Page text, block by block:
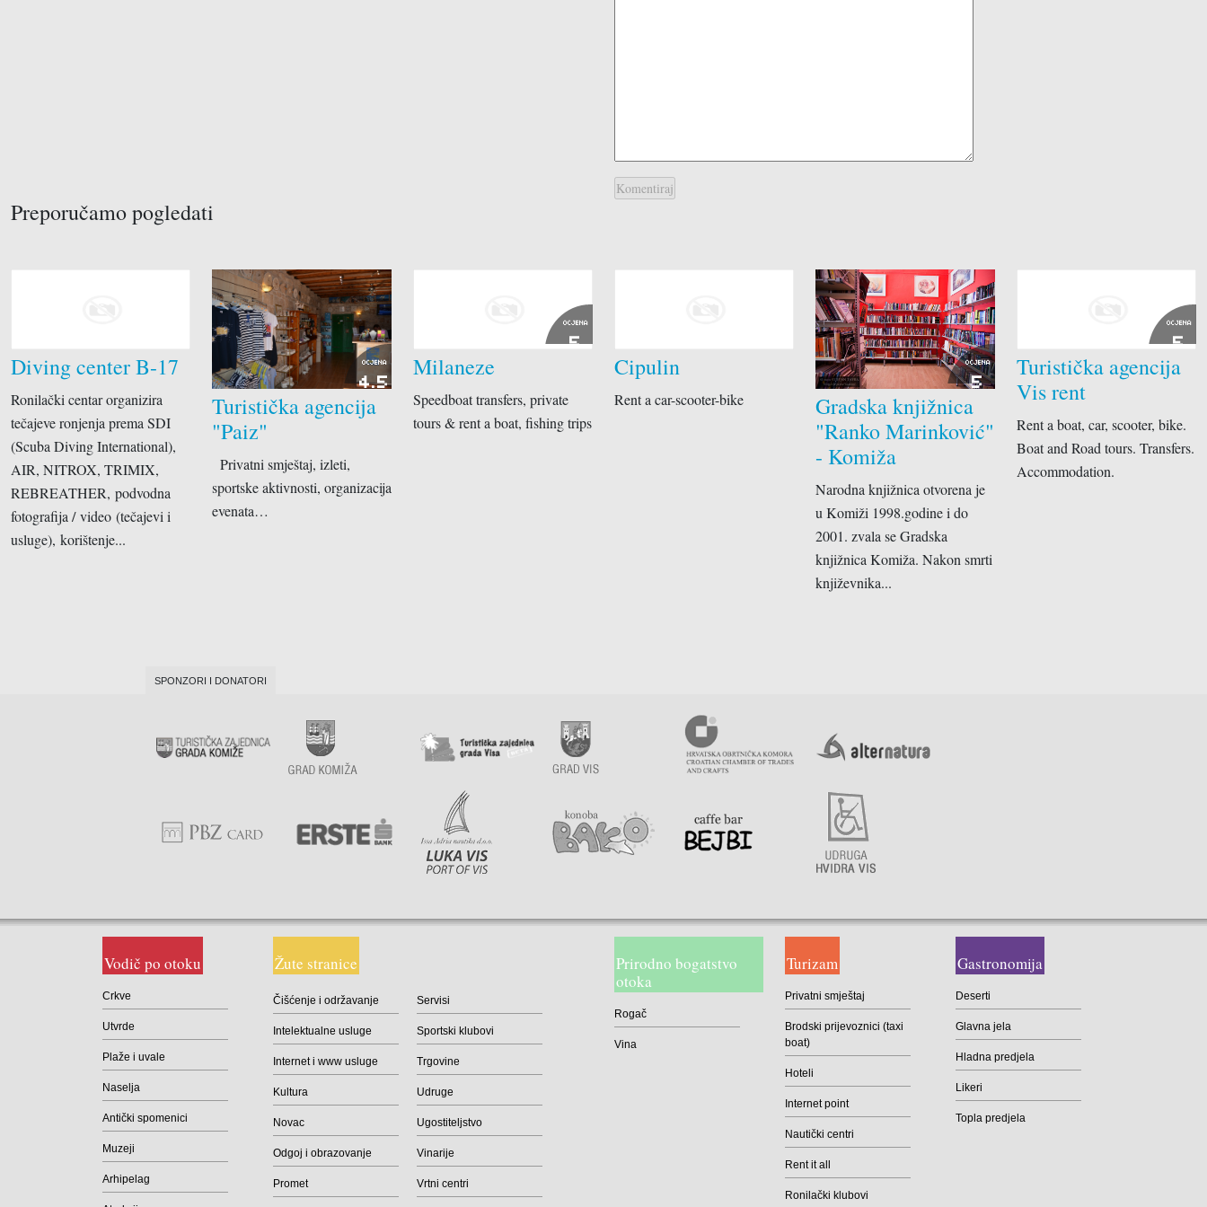
Brodograditelji
Električari
Soboslikari
Preporučamo pogledati
Diving center B-17
Ronilački centar organizira
tečajeve ronjenja prema SDI
(Scuba Diving International),
AIR, NITROX, TRIMIX,
REBREATHER, podvodna
fotografija / video (tečajevi i
usluge), korištenje...
OCJENA
4.5
Turistička agencija
"Paiz"
Privatni smještaj, izleti,
sportske aktivnosti, organizacija
evenata…
OCJENA
5
Milaneze
Speedboat transfers, private
tours & rent a boat, fishing trips
Cipulin
Rent a car-scooter-bike
OCJENA
5
Gradska knjižnica
"Ranko Marinković"
- Komiža
Narodna knjižnica otvorena je
u Komiži 1998.godine i do
2001. zvala se Gradska
knjižnica Komiža. Nakon smrti
književnika...
OCJENA
5
Turistička agencija
Vis rent
Rent a boat, car, scooter, bike.
Boat and Road tours. Transfers.
Accommodation.
SPONZORI I DONATORI
Vodič po otoku
Crkve
Utvrde
Plaže i uvale
Naselja
Antički spomenici
Muzeji
Arhipelag
Žute stranice
Čišćenje i održavanje
Intelektualne usluge
Internet i www usluge
Kultura
Novac
Odgoj i obrazovanje
Promet
Servisi
Sportski klubovi
Trgovine
Udruge
Ugostiteljstvo
Vinarije
Vrtni centri
Prirodno bogatstvo
otoka
Rogač
Vina
Turizam
Privatni smještaj
Brodski prijevoznici (taxi
boat)
Hoteli
Internet point
Nautički centri
Rent it all
Ronilački klubovi
Gastronomija
Deserti
Glavna jela
Hladna predjela
Likeri
Topla predjela